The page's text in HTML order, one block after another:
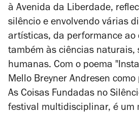
à Avenida da Liberdade,
silêncio e envolvendo várias
artísticas, da performance ao
também às ciências naturais,
humanas. Com o poema
Mello Breyner Andresen
As Coisas Fundadas no
festival multidisciplinar, é um